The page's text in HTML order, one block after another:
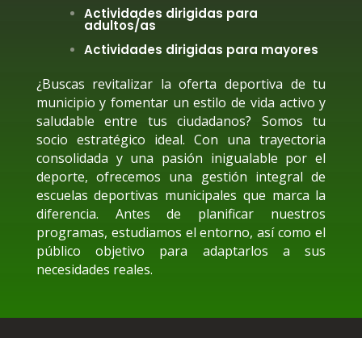
Actividades dirigidas para
adultos/as
Actividades dirigidas para mayores
¿Buscas revitalizar la oferta deportiva de tu
municipio y fomentar un estilo de vida activo y
saludable entre tus ciudadanos? Somos tu
socio estratégico ideal. Con una trayectoria
consolidada y una pasión inigualable por el
deporte, ofrecemos una gestión integral de
escuelas deportivas municipales que marca la
diferencia. Antes de planificar nuestros
programas, estudiamos el entorno, así como el
público objetivo para adaptarlos a sus
necesidades reales.